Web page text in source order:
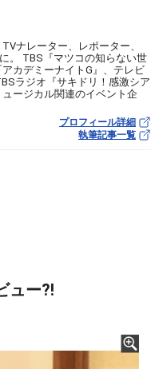
ナレーター、レポーター、
。 TBS『マツコの知らない世
カデミーナイトG』、テレビ
ラジオ『サキドリ！感激シア
ージカル関連のイベント企
プロフィール詳細
執筆記事一覧
ュー?!